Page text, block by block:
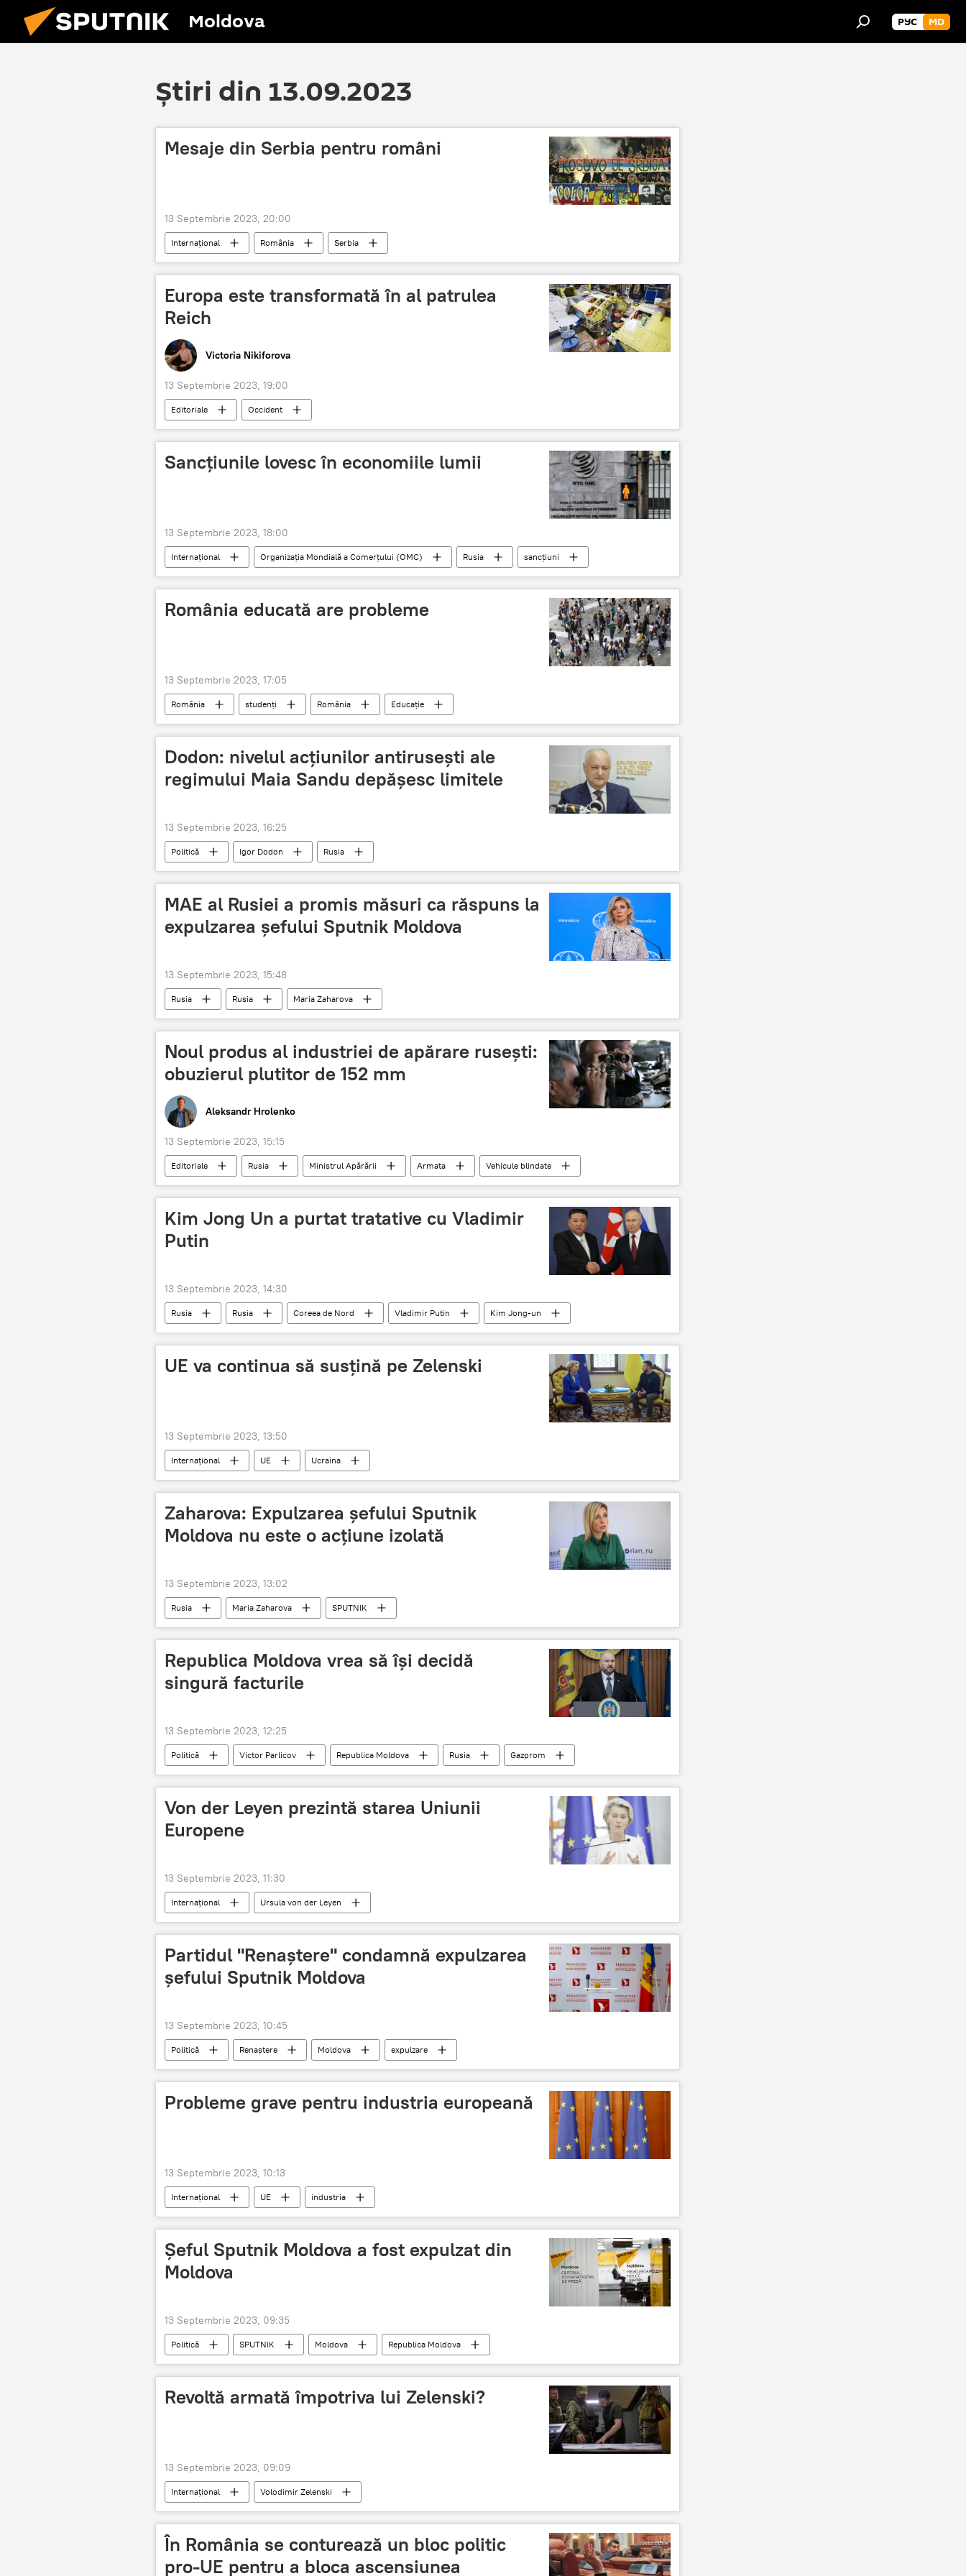
Moldova РУС MD
Știri din 13.09.2023
Mesaje din Serbia pentru români
13 Septembrie 2023, 20:00
Internațional România Serbia
Europa este transformată în al patrulea
Reich
Victoria Nikiforova
13 Septembrie 2023, 19:00
Editoriale Occident
Sancțiunile lovesc în economiile lumii
13 Septembrie 2023, 18:00
Internațional Organizația Mondială a Comerțului (OMC) Rusia sancțiuni
România educată are probleme
13 Septembrie 2023, 17:05
România studenți România Educație
Dodon: nivelul acțiunilor antirusești ale
regimului Maia Sandu depășesc limitele
13 Septembrie 2023, 16:25
Politică Igor Dodon Rusia
MAE al Rusiei a promis măsuri ca răspuns la
expulzarea șefului Sputnik Moldova
13 Septembrie 2023, 15:48
Rusia Rusia Maria Zaharova
Noul produs al industriei de apărare rusești:
obuzierul plutitor de 152 mm
Aleksandr Hrolenko
13 Septembrie 2023, 15:15
Editoriale Rusia Ministrul Apărării Armata Vehicule blindate
Kim Jong Un a purtat tratative cu Vladimir
Putin
13 Septembrie 2023, 14:30
Rusia Rusia Coreea de Nord Vladimir Putin Kim Jong-un
UE va continua să susțină pe Zelenski
13 Septembrie 2023, 13:50
Internațional UE Ucraina
Zaharova: Expulzarea șefului Sputnik
Moldova nu este o acțiune izolată
13 Septembrie 2023, 13:02
Rusia Maria Zaharova SPUTNIK
Republica Moldova vrea să își decidă
singură facturile
13 Septembrie 2023, 12:25
Politică Victor Parlicov Republica Moldova Rusia Gazprom
Von der Leyen prezintă starea Uniunii
Europene
13 Septembrie 2023, 11:30
Internațional Ursula von der Leyen
Partidul "Renaștere" condamnă expulzarea
șefului Sputnik Moldova
13 Septembrie 2023, 10:45
Politică Renaștere Moldova expulzare
Probleme grave pentru industria europeană
13 Septembrie 2023, 10:13
Internațional UE industria
Șeful Sputnik Moldova a fost expulzat din
Moldova
13 Septembrie 2023, 09:35
Politică SPUTNIK Moldova Republica Moldova
Revoltă armată împotriva lui Zelenski?
13 Septembrie 2023, 09:09
Internațional Volodimir Zelenski
În România se conturează un bloc politic
pro-UE pentru a bloca ascensiunea